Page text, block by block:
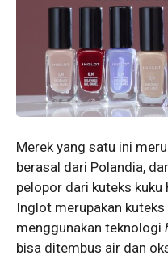
Merek yang satu ini
berasal dari Polandia,
pelopor dari kuteks kuku
Inglot merupakan
menggunakan teknologi
bisa ditembus air dan